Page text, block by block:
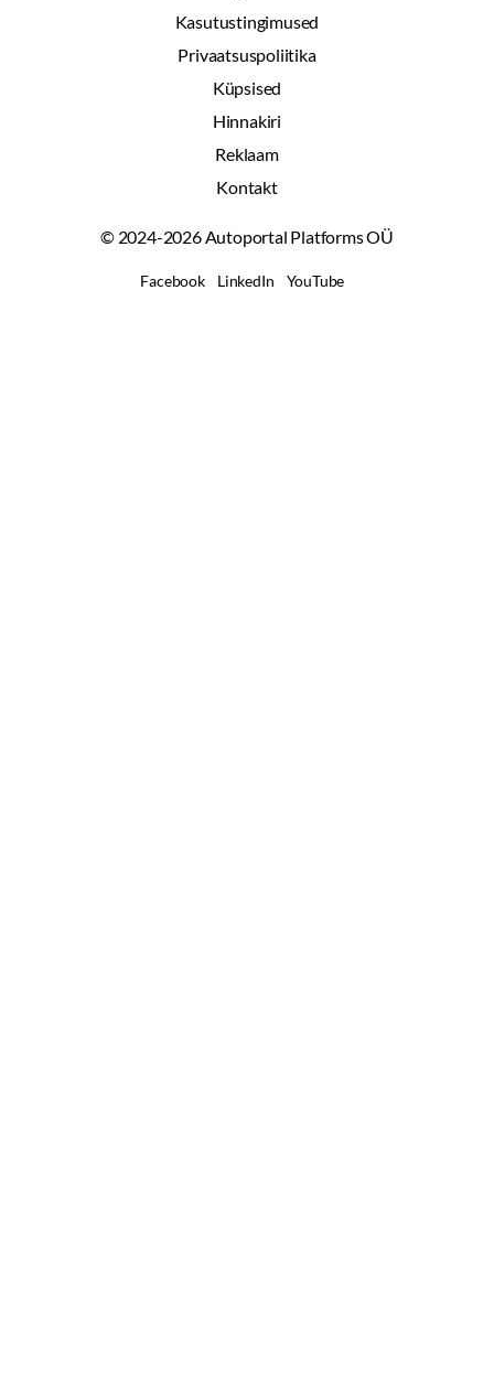
© 2024-2026 Autoportal Platforms OÜ
Kasutustingimused
Privaatsuspoliitika
Küpsised
Hinnakiri
Reklaam
Kontakt
Facebook LinkedIn YouTube